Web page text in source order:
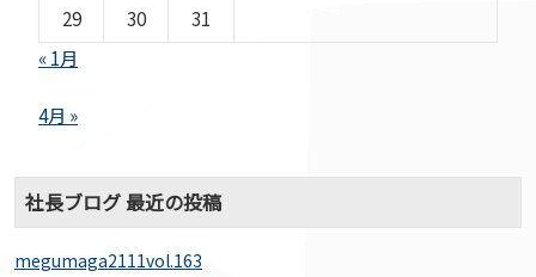
29
30
31
« 1月
4月 »
社長ブログ 最近の投稿
megumaga2111vol.163